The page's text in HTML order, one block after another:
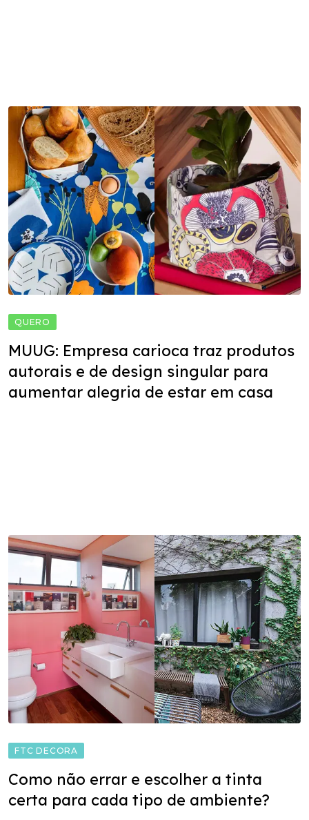
QUERO
MUUG: Empresa carioca traz produtos
autorais e de design singular para
aumentar alegria de estar em casa
FTC DECORA
Como não errar e escolher a tinta
certa para cada tipo de ambiente?